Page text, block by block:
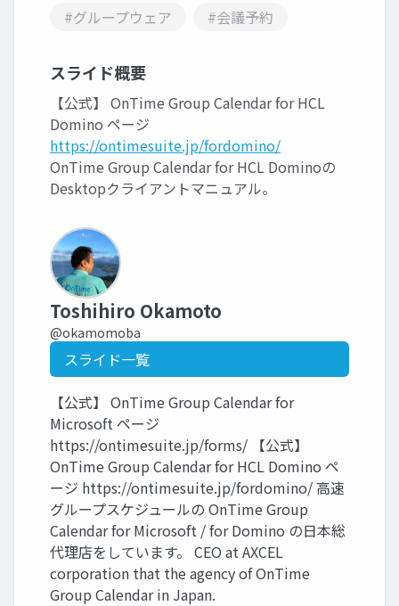
#グループウェア
#会議予約
スライド概要
【公式】 OnTime Group Calendar for HCL
Domino ページ
https://ontimesuite.jp/fordomino/
OnTime Group Calendar for HCL Dominoの
Desktopクライアントマニュアル。
Toshihiro Okamoto
@okamomoba
スライド一覧
【公式】 OnTime Group Calendar for
Microsoft ページ
https://ontimesuite.jp/forms/ 【公式】
OnTime Group Calendar for HCL Domino ペ
ージ https://ontimesuite.jp/fordomino/ 高速
グループスケジュールの OnTime Group
Calendar for Microsoft / for Domino の日本総
代理店をしています。 CEO at AXCEL
corporation that the agency of OnTime
Group Calendar in Japan.